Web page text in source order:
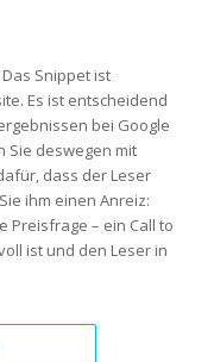
Snippet ist
Es ist entscheidend
bei Google
Sie deswegen mit
dass der Leser
ihm einen Anreiz:
Preisfrage – ein Call to
ist und den Leser in